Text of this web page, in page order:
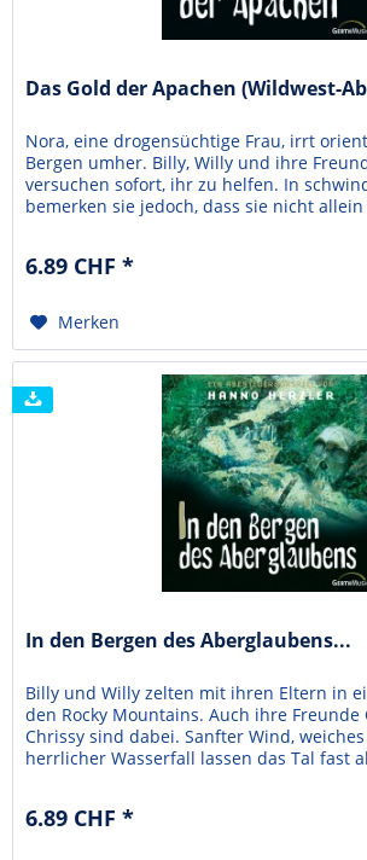
Das Gold der Apachen (Wildwest-
Nora, eine drogensüchtige Frau, irrt
Bergen umher. Billy, Willy und ihre
versuchen sofort, ihr zu helfen. In
bemerken sie jedoch, dass sie nicht
da flieht Hector plötzlich ohne...
6.89 CHF *
Merken
In den Bergen des Aberglaubens...
Billy und Willy zelten mit ihren Eltern in
den Rocky Mountains. Auch ihre
Chrissy sind dabei. Sanfter Wind,
herrlicher Wasserfall lassen das Tal fast
auch noch Mutters Radio weg, auf dem
6.89 CHF *